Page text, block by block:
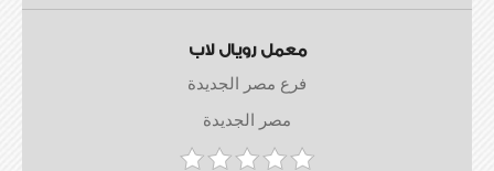
معمل رويال لاب
فرع مصر الجديدة
مصر الجديدة